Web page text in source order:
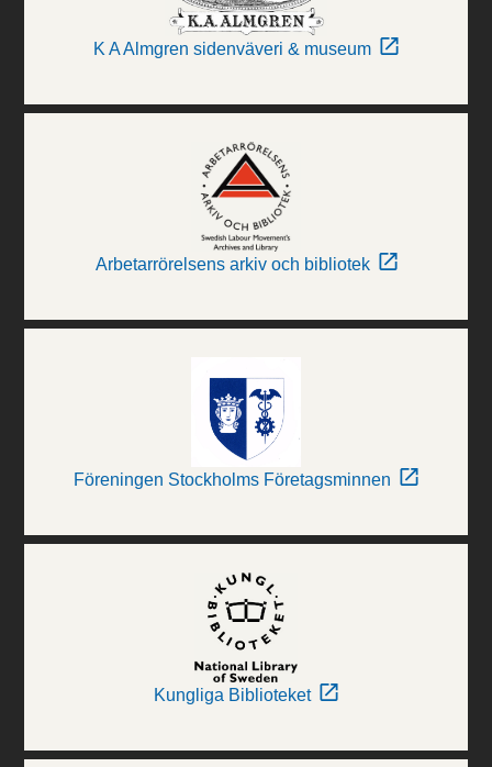
K A Almgren sidenväveri & museum
Arbetarrörelsens arkiv och bibliotek
Föreningen Stockholms Företagsminnen
Kungliga Biblioteket